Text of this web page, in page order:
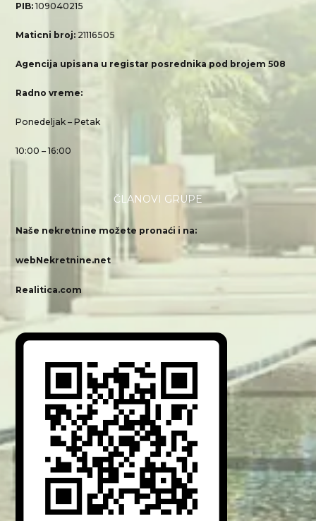
PIB:109040215
Maticni broj: 21116505
Agencija upisana u registar posrednika pod brojem 508
Radno vreme:
Ponedeljak – Petak
10:00 – 16:00
ČLANOVI GRUPE
Naše nekretnine možete pronaći i na:
webNekretnine.net
Realitica.com